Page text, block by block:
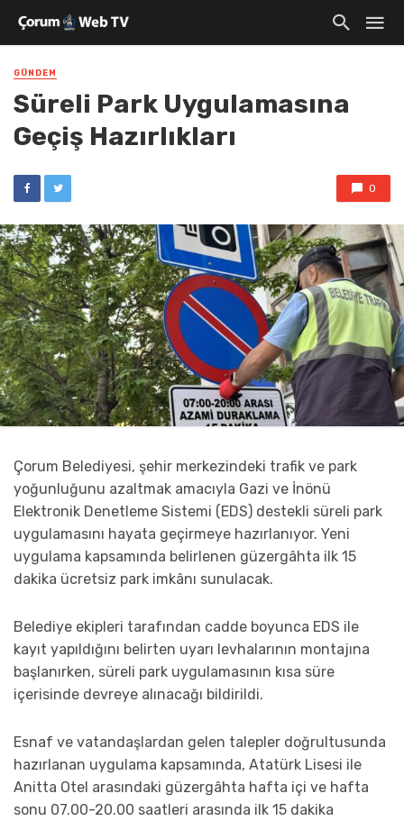
GÜNDEM
Süreli Park Uygulamasına
Geçiş Hazırlıkları
0
Çorum Belediyesi, şehir merkezindeki trafik ve park
yoğunluğunu azaltmak amacıyla Gazi ve İnönü
Elektronik Denetleme Sistemi (EDS) destekli süreli park
uygulamasını hayata geçirmeye hazırlanıyor. Yeni
uygulama kapsamında belirlenen güzergâhta ilk 15
dakika ücretsiz park imkânı sunulacak.
Belediye ekipleri tarafından cadde boyunca EDS ile
kayıt yapıldığını belirten uyarı levhalarının montajına
başlanırken, süreli park uygulamasının kısa süre
içerisinde devreye alınacağı bildirildi.
Esnaf ve vatandaşlardan gelen talepler doğrultusunda
hazırlanan uygulama kapsamında, Atatürk Lisesi ile
Anitta Otel arasındaki güzergâhta hafta içi ve hafta
sonu 07.00-20.00 saatleri arasında ilk 15 dakika